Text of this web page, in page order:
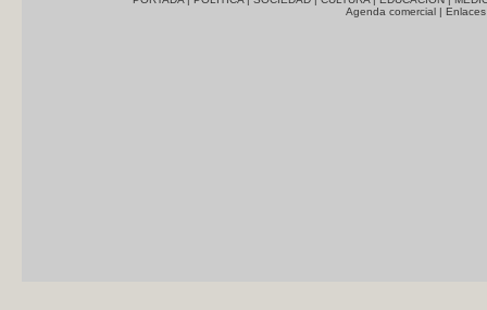
Agenda comercial |Enlaces